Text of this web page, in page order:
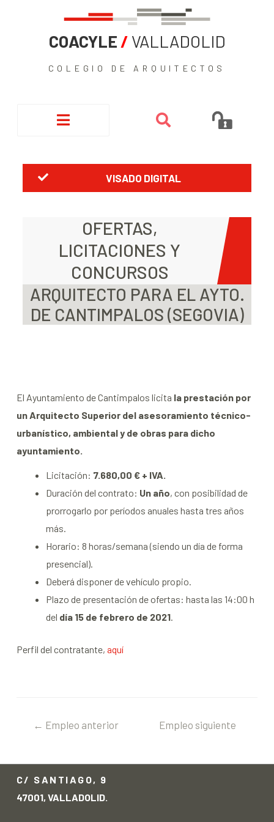
COACYLE / VALLADOLID
COLEGIO DE ARQUITECTOS
VISADO DIGITAL
OFERTAS,
LICITACIONES Y
CONCURSOS
ARQUITECTO PARA EL AYTO.
DE CANTIMPALOS (SEGOVIA)
El Ayuntamiento de Cantimpalos licita la prestación por
un Arquitecto Superior del asesoramiento técnico-
urbanístico, ambiental y de obras para dicho
ayuntamiento.
Licitación: 7.680,00 € + IVA.
Duración del contrato: Un año, con posibilidad de
prorrogarlo por períodos anuales hasta tres años
más.
Horario: 8 horas/semana (siendo un día de forma
presencial).
Deberá disponer de vehículo propio.
Plazo de presentación de ofertas: hasta las 14:00 h
del día 15 de febrero de 2021.
Perfil del contratante, aquí
← Empleo anterior
Empleo siguiente
C/ SANTIAGO, 9
47001, VALLADOLID.